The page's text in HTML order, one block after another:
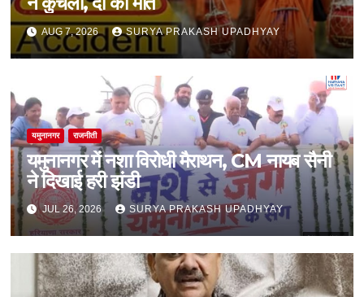
AUG 7, 2026 SURYA PRAKASH UPADHYAY
यमुनानगर राजनीती
यमुनानगर में नशा विरोधी मैराथन, CM नायब सैनी
ने दिखाई हरी झंडी
JUL 26, 2026 SURYA PRAKASH UPADHYAY